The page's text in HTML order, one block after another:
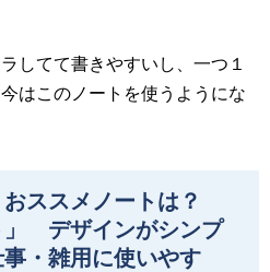
してて書きやすいし、一つ１
はこのノートを使うようにな
ススメノートは？
」 デザインがシンプ
・雑用に使いやす